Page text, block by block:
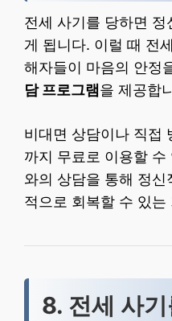
전세 사기를 당하면
게 됩니다. 이럴 때 전
해자들이 마음의 안정
담 프로그램을 제공합
비대면 상담이나 직접
까지 무료로 이용할
와의 상담을 통해 정신
적으로 회복할 수 있
8. 전세 사